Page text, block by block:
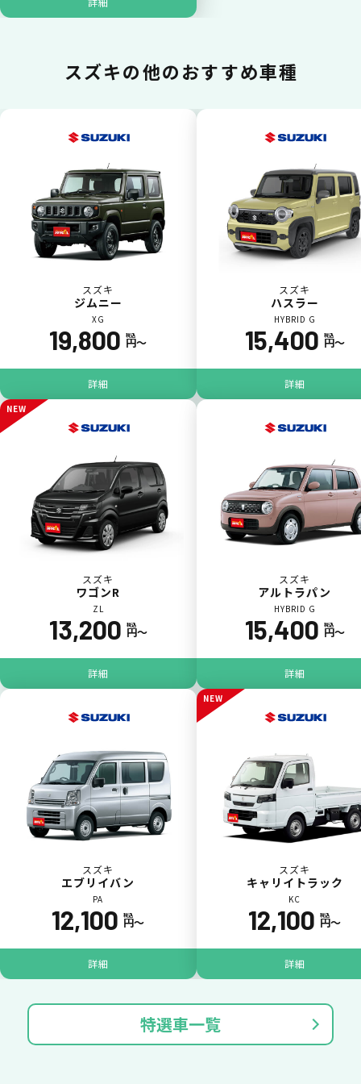
ガラス破損
落書き
いたずら
バンパー
※たすカッターをご利用頂く場合、免責金額が１回あたり5,000円
掛かります。
たすカッター３詳細
スズキの他のおすすめ車種
スズキ
ジムニー
XG
19,800 税込
円〜
詳細
スズキ
ハスラー
HYBRID G
15,400 税込
円〜
詳細
NEW
スズキ
ワゴンR
ZL
13,200 税込
円〜
詳細
スズキ
アルトラパン
HYBRID G
15,400 税込
円〜
詳細
スズキ
エブリイバン
PA
12,100 税込
円〜
詳細
NEW
スズキ
キャリイトラック
KC
12,100 税込
円〜
詳細
特選車一覧